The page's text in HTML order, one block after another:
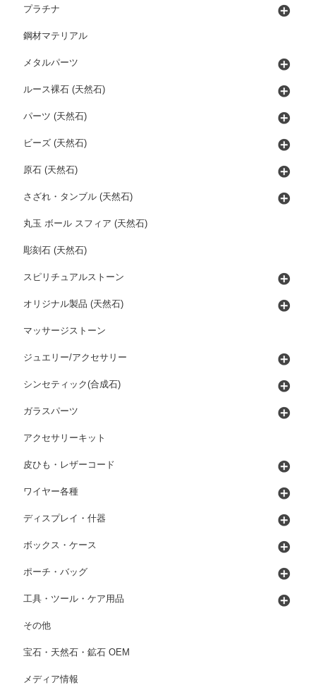
プラチナ
鋼材マテリアル
メタルパーツ
ルース裸石 (天然石)
パーツ (天然石)
ビーズ (天然石)
原石 (天然石)
さざれ・タンブル (天然石)
丸玉 ボール スフィア (天然石)
彫刻石 (天然石)
スピリチュアルストーン
オリジナル製品 (天然石)
マッサージストーン
ジュエリー/アクセサリー
シンセティック(合成石)
ガラスパーツ
アクセサリーキット
皮ひも・レザーコード
ワイヤー各種
ディスプレイ・什器
ボックス・ケース
ポーチ・バッグ
工具・ツール・ケア用品
その他
宝石・天然石・鉱石 OEM
メディア情報